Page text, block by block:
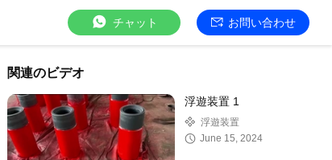
チャット お問い合わせ
関連のビデオ
浮遊装置 1
浮遊装置
June 15, 2024